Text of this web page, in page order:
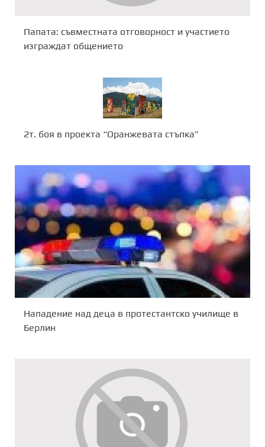
Папата: съвместната отговорност и участието
изграждат общението
2т. боя в проекта “Оранжевата стъпка”
Нападение над деца в протестантско училище в
Берлин